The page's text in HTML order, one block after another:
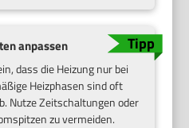
anpassen
dass die Heizung nur bei
Heizphasen sind oft
Nutze Zeitschaltungen oder
zu vermeiden.